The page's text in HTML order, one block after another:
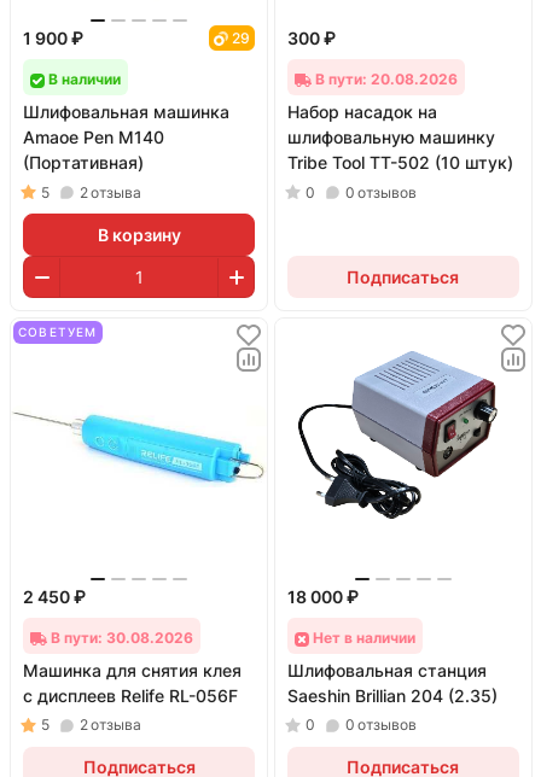
1 900 ₽ 29
В наличии
Шлифовальная машинка
Amaoe Pen M140
(Портативная)
5 2отзыва
В корзину
300 ₽
В пути: 20.08.2026
Набор насадок на
шлифовальную машинку
Tribe Tool TT-502 (10 штук)
0 0 отзывов
Подписаться
СОВЕТУЕМ
2 450 ₽
В пути: 30.08.2026
Машинка для снятия клея
с дисплеев Relife RL-056F
5 2отзыва
Подписаться
18 000 ₽
Нет в наличии
Шлифовальная станция
Saeshin Brillian 204 (2.35)
0 0 отзывов
Подписаться